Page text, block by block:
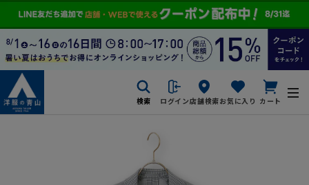
検索 ログイン店舗検索お気に入り カート